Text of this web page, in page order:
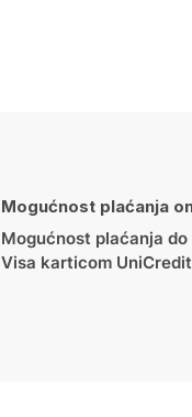
Mogućnost plaćanja
Mogućnost plaćanja do
Visa karticom